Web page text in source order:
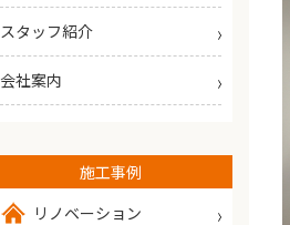
スタッフ紹介
会社案内
施工事例
リノベーション